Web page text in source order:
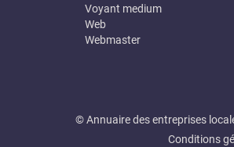
Voyant medium
Web
Webmaster
© Annuaire des entreprises
Conditions